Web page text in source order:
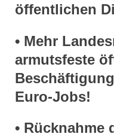
öffentlichen
• Mehr
armutsfeste
Euro-Jobs!
• Rücknahme